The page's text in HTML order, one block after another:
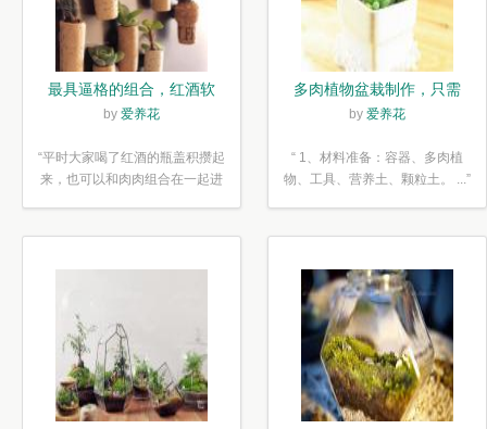
最具逼格的组合，红酒软
木塞diy多肉植物盆栽
by 爱养花
“平时大家喝了红酒的瓶盖积攒起
来，也可以和肉肉组合在一起进
多肉植物盆栽制作，只需
简单6步
by 爱养花
“ 1、材料准备：容器、多肉植
物、工具、营养土、颗粒土。 ...”